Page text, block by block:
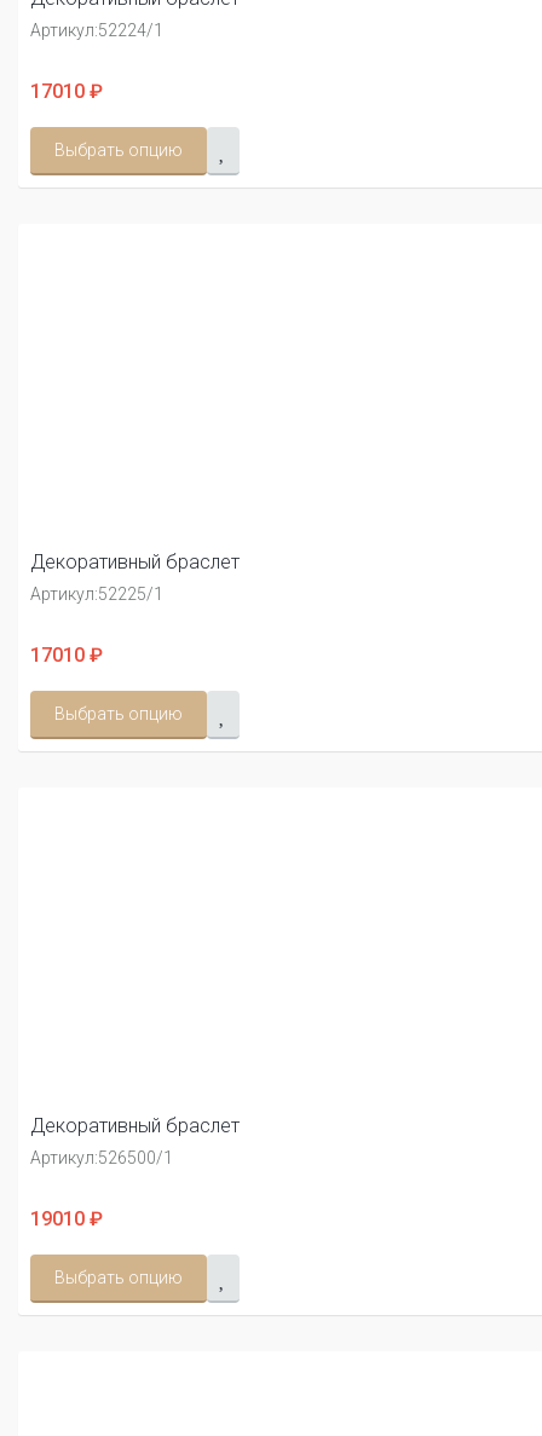
Артикул:52224/1
17010 ₽
Выбрать опцию
Декоративный браслет
Артикул:52225/1
17010 ₽
Выбрать опцию
Декоративный браслет
Артикул:526500/1
19010 ₽
Выбрать опцию